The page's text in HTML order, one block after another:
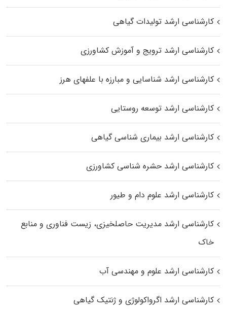
کارشناسی ارشد تولیدات گیاهی
کارشناسی ارشد ترویج و آموزش کشاورزی
کارشناسی ارشد شناسایی و مبارزه با علفهای هرز
کارشناسی ارشد توسعه روستایی
کارشناسی ارشد بیماری‌ شناسی گیاهی
کارشناسی ارشد حشره‌ شناسی کشاورزی
کارشناسی ارشد علوم دام و طیور
کارشناسی ارشد مدیریت حاصلخیزی، زیست فناوری و منابع
خاک
کارشناسی ارشد علوم و مهندسی آب
کارشناسی ارشد اگرواکولوژی و ژنتیک گیاهی